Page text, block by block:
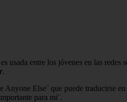
entre los jóvenes en las redes
.
Else¨ que puede traducirse
para mi¨.